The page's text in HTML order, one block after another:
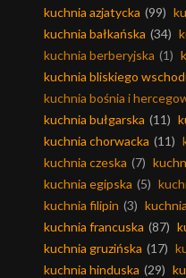
kuchnia azjatycka (99)
kuchnia bałkańska (34)
kuchnia berberyjska (1)
kuchnia bliskiego
kuchnia bośnia i
kuchnia bułgarska (11)
kuchnia chorwacka (11)
kuchnia czeska (7)
kuchnia egipska (5)
kuchnia filipin (3)
kuchnia francuska (87)
kuchnia gruzińska (17)
kuchnia hinduska (29)